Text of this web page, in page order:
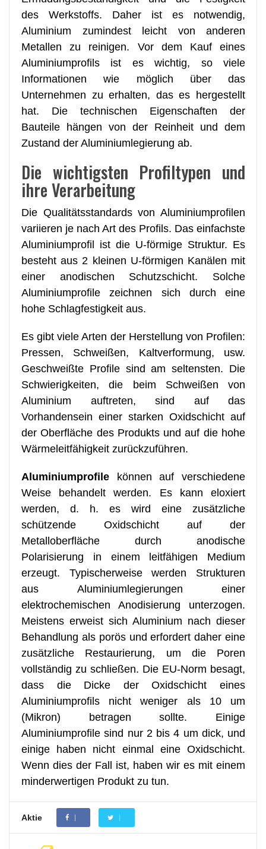
des Werkstoffs. Daher ist es notwendig,
Aluminium zumindest leicht von anderen
Metallen zu reinigen. Vor dem Kauf eines
Aluminiumprofils ist es wichtig, so viele
Informationen wie möglich über das
Unternehmen zu erhalten, das es hergestellt
hat. Die technischen Eigenschaften der
Bauteile hängen von der Reinheit und dem
Zustand der Aluminiumlegierung ab.
Die wichtigsten Profiltypen und
ihre Verarbeitung
Die Qualitätsstandards von Aluminiumprofilen
variieren je nach Art des Profils. Das einfachste
Aluminiumprofil ist die U-förmige Struktur. Es
besteht aus 2 kleinen U-förmigen Kanälen mit
einer anodischen Schutzschicht. Solche
Aluminiumprofile zeichnen sich durch eine
hohe Schlagfestigkeit aus.
Es gibt viele Arten der Herstellung von Profilen:
Pressen, Schweißen, Kaltverformung, usw.
Geschweißte Profile sind am seltensten. Die
Schwierigkeiten, die beim Schweißen von
Aluminium auftreten, sind auf das
Vorhandensein einer starken Oxidschicht auf
der Oberfläche des Produkts und auf die hohe
Wärmeleitfähigkeit zurückzuführen.
Aluminiumprofile können auf verschiedene
Weise behandelt werden. Es kann eloxiert
werden, d. h. es wird eine zusätzliche
schützende Oxidschicht auf der
Metalloberfläche durch anodische
Polarisierung in einem leitfähigen Medium
erzeugt. Typischerweise werden Strukturen
aus Aluminiumlegierungen einer
elektrochemischen Anodisierung unterzogen.
Meistens erweist sich Aluminium nach dieser
Behandlung als porös und erfordert daher eine
zusätzliche Restaurierung, um die Poren
vollständig zu schließen. Die EU-Norm besagt,
dass die Dicke der Oxidschicht eines
Aluminiumprofils nicht weniger als 10 um
(Mikron) betragen sollte. Einige
Aluminiumprofile sind nur 2 bis 4 um dick, und
einige haben nicht einmal eine Oxidschicht.
Wenn dies der Fall ist, haben wir es mit einem
minderwertigen Produkt zu tun.
Aktie